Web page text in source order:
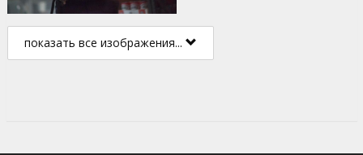
показать все изображения...